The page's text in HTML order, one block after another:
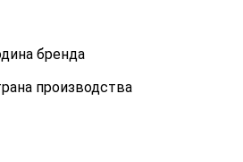
бренда
производства